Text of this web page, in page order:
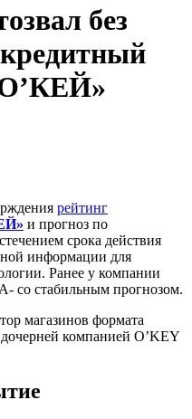
без
рейтинг
и прогноз по
срока действия
информации для
Ранее у компании
со стабильным прогнозом.
магазинов формата
компанией O’KEY